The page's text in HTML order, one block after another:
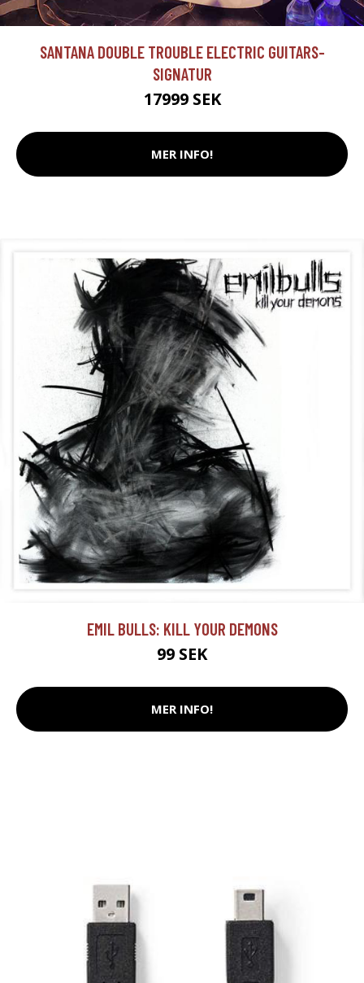
SANTANA DOUBLE TROUBLE ELECTRIC GUITARS-
SIGNATUR
17999 SEK
MER INFO!
EMIL BULLS: KILL YOUR DEMONS
99 SEK
MER INFO!